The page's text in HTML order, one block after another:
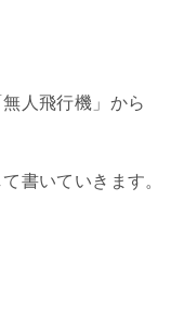
人飛行機」から
書いていきます。